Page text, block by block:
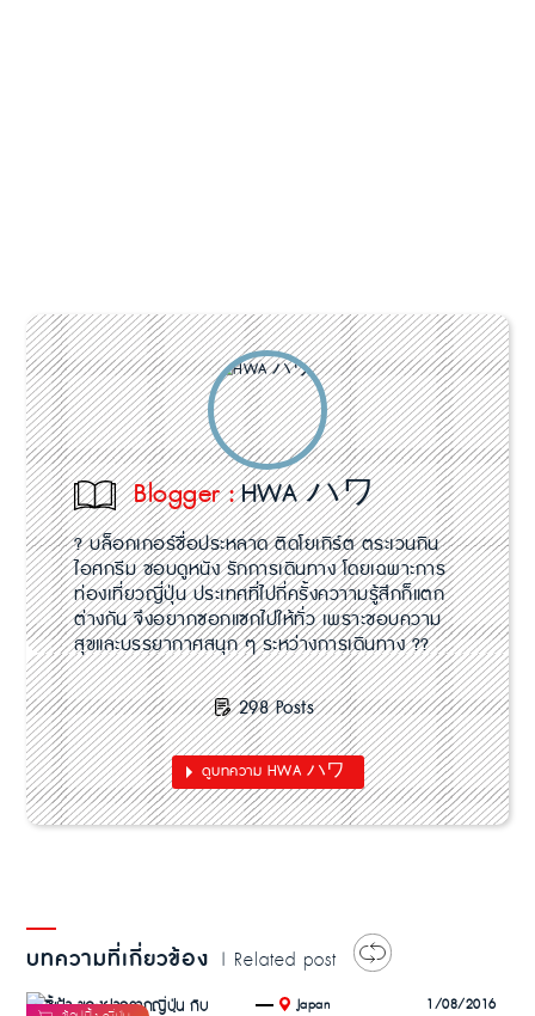
Blogger :HWA ハワ
? บล็อกเกอร์ชื่อประหลาด ติดโยเกิร์ต ตระเวนกิน
ไอศกรีม ชอบดูหนัง รักการเดินทาง โดยเฉพาะการ
ท่องเที่ยวญี่ปุ่น ประเทศที่ไปกี่ครั้งควาามรู้สึกก็แตก
ต่างกัน จึงอยากซอกแซกไปให้ทั่ว เพราะชอบความ
สุขและบรรยากาศสนุก ๆ ระหว่างการเดินทาง ??
298 Posts
ดูบทความ HWA ハワ
บทความที่เกี่ยวข้อง | Related post
. Japan 1/08/2016